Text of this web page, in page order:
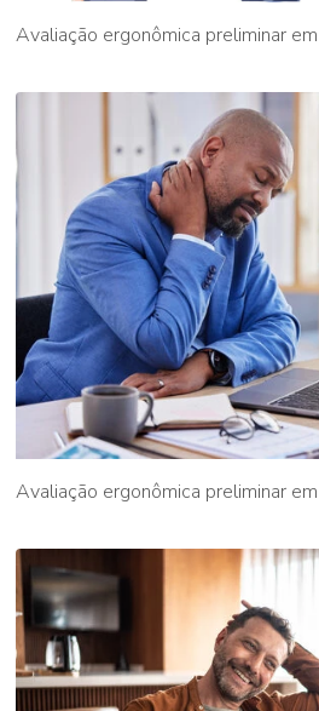
Avaliação ergonômica preliminar
Avaliação ergonômica preliminar